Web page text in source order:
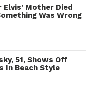
Elvis' Mother Died
Was Wrong
51, Shows Off
In Beach Style